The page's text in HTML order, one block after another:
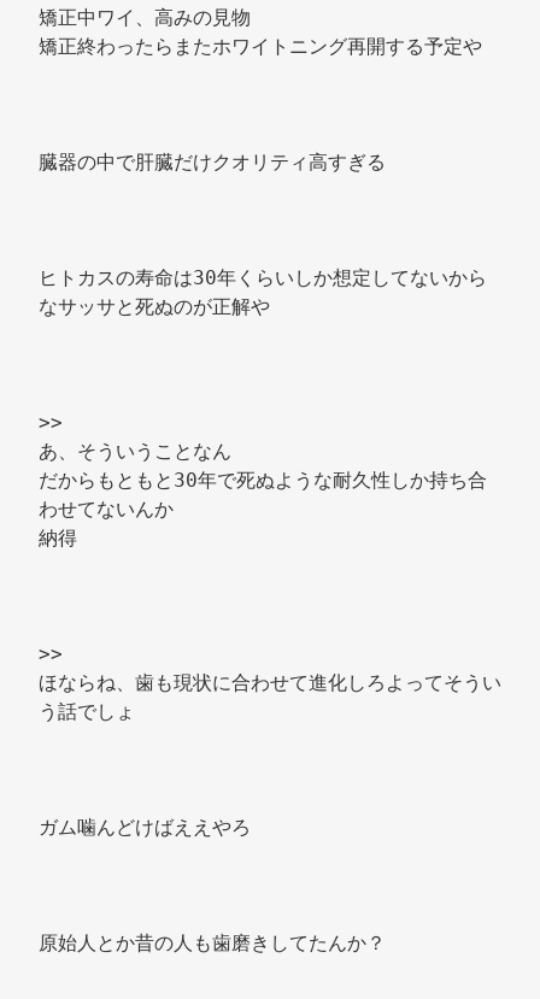
矯正中ワイ、高みの見物
矯正終わったらまたホワイトニング再開する予定や
臓器の中で肝臓だけクオリティ高すぎる
ヒトカスの寿命は30年くらいしか想定してないから
なサッサと死ぬのが正解や
>>
あ、そういうことなん
だからもともと30年で死ぬような耐久性しか持ち合
わせてないんか
納得
>>
ほならね、歯も現状に合わせて進化しろよってそうい
う話でしょ
ガム噛んどけばええやろ
原始人とか昔の人も歯磨きしてたんか？